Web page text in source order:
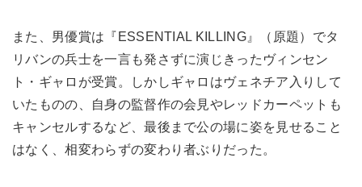
また、男優賞は『ESSENTIAL KILLING』（原題）でタ
リバンの兵士を一言も発さずに演じきったヴィンセン
ト・ギャロが受賞。しかしギャロはヴェネチア入りして
いたものの、自身の監督作の会見やレッドカーペットも
キャンセルするなど、最後まで公の場に姿を見せること
はなく、相変わらずの変わり者ぶりだった。